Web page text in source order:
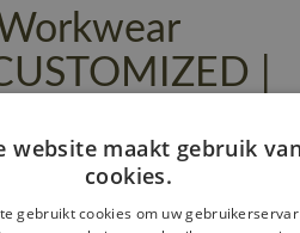
|
| 22035-
beoordeling geschreven over
website maakt gebruik
cookies.
gebruikt cookies om uw